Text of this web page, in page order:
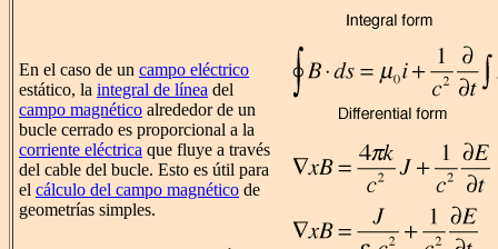
En el caso de un campo eléctrico
estático, la integral de línea del
campo magnético alrededor de un
bucle cerrado es proporcional a la
corriente eléctrica que fluye a través
del cable del bucle. Esto es útil para
el cálculo del campo magnético de
geometrías simples.